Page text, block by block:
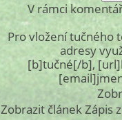
V rámci
Pro vložení tučného
adresy
[b]tučné[/b],
Zobrazit článek Zápis